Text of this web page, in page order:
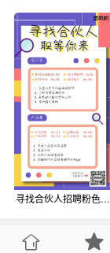
寻找合伙人招聘粉色简约gif手机海报